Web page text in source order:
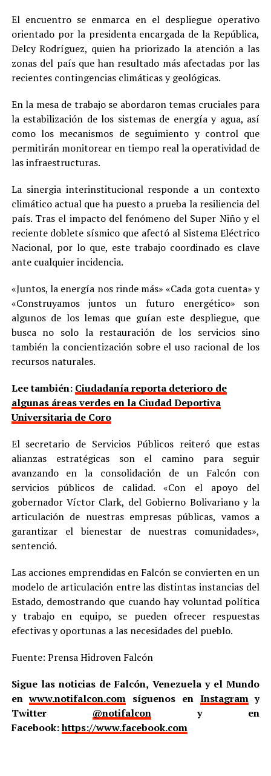
El encuentro se enmarca en el despliegue operativo
orientado por la presidenta encargada de la República,
Delcy Rodríguez, quien ha priorizado la atención a las
zonas del país que han resultado más afectadas por las
recientes contingencias climáticas y geológicas.
En la mesa de trabajo se abordaron temas cruciales para
la estabilización de los sistemas de energía y agua, así
como los mecanismos de seguimiento y control que
permitirán monitorear en tiempo real la operatividad de
las infraestructuras.
La sinergia interinstitucional responde a un contexto
climático actual que ha puesto a prueba la resiliencia del
país. Tras el impacto del fenómeno del Super Niño y el
reciente doblete sísmico que afectó al Sistema Eléctrico
Nacional, por lo que, este trabajo coordinado es clave
ante cualquier incidencia.
«Juntos, la energía nos rinde más» «Cada gota cuenta» y
«Construyamos juntos un futuro energético» son
algunos de los lemas que guían este despliegue, que
busca no solo la restauración de los servicios sino
también la concientización sobre el uso racional de los
recursos naturales.
Lee también: Ciudadanía reporta deterioro de
algunas áreas verdes en la Ciudad Deportiva
Universitaria de Coro
El secretario de Servicios Públicos reiteró que estas
alianzas estratégicas son el camino para seguir
avanzando en la consolidación de un Falcón con
servicios públicos de calidad. «Con el apoyo del
gobernador Víctor Clark, del Gobierno Bolivariano y la
articulación de nuestras empresas públicas, vamos a
garantizar el bienestar de nuestras comunidades»,
sentenció.
Las acciones emprendidas en Falcón se convierten en un
modelo de articulación entre las distintas instancias del
Estado, demostrando que cuando hay voluntad política
y trabajo en equipo, se pueden ofrecer respuestas
efectivas y oportunas a las necesidades del pueblo.
Fuente: Prensa Hidroven Falcón
Sigue las noticias de Falcón, Venezuela y el Mundo
enwww.notifalcon.com síguenos en Instagramy
Twitter @notifalcony en
Facebook:https://www.facebook.com